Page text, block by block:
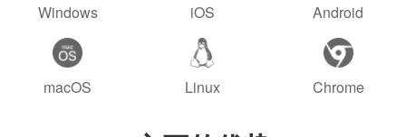
Windows iOS Android
macOS Linux Chrome